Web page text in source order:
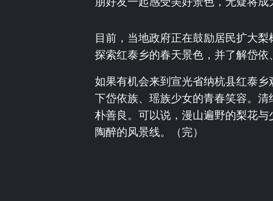
目前，当地政府正在鼓励居民扩大
探索红泰乡的春天景色，并了解岱依
如果有机会来到宣光省纳杭县红泰
下岱依族、瑶族少女的青春笑容。清
朴善良。可以说，漫山遍野的梨花
陶醉的风景线。（完）